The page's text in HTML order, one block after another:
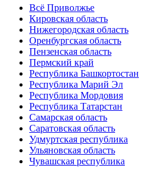
Всё Приволжье
Кировская область
Нижегородская область
Оренбургская область
Пензенская область
Пермский край
Республика Башкортостан
Республика Марий Эл
Республика Мордовия
Республика Татарстан
Самарская область
Саратовская область
Удмуртская республика
Ульяновская область
Чувашская республика